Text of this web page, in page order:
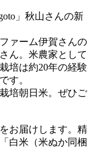
」秋山さんの新
ァーム伊賀さんの
ん。米農家として
培は約20年の経験
す。
培朝日米。ぜひご
お届けします。精
白米（米ぬか同梱